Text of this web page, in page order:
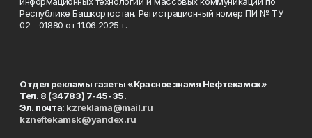
Республике Башкортостан. Регистрационный номер ПИ № ТУ
02 - 01880 от 11.06.2025 г.
Отдел рекламы газеты «Красное знамя Нефтекамск»
Тел. 8 (34783) 7-45-35.
Эл. почта: kzreklama@mail.ru
kzneftekamsk@yandex.ru